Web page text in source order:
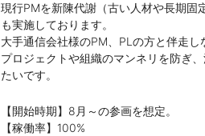
現行PMを新陳代謝（古い人材や長期固
も実施しております。
大手通信会社様のPM、PLの方と伴走し
プロジェクトや組織のマンネリを防ぎ
たいです。
【開始時期】8月～の参画を想定。
【稼働率】100%